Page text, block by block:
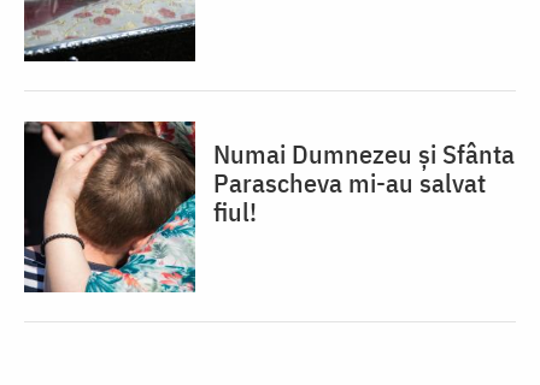
Numai Dumnezeu și Sfânta
Parascheva mi-au salvat
fiul!